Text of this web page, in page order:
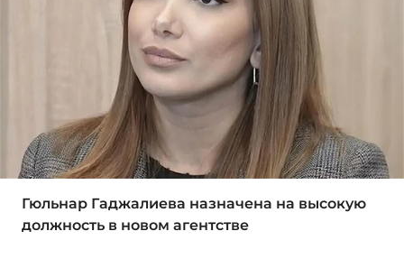
Гюльнар Гаджалиева назначена на высокую
должность в новом агентстве